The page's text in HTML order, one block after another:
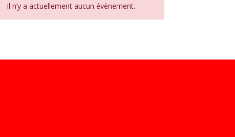
Il n’y a actuellement aucun évènement.